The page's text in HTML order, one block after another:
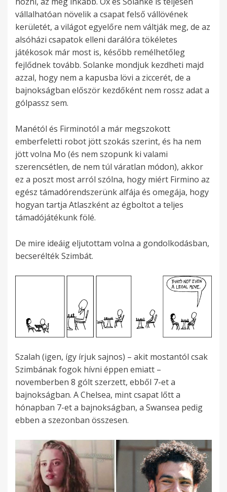
vállalhatóan növelik a csapat felső vállövének
kerületét, a világot egyelőre nem váltják meg, de az
alsóházi csapatok elleni darálóra tökéletes
játékosok már most is, később remélhetőleg
fejlődnek tovább. Solanke mondjuk kezdheti majd
azzal, hogy nem a kapusba lövi a ziccerét, de a
bajnokságban először kezdőként nem rossz adat a
gólpassz sem.
Manétól és Firminotól a már megszokott
emberfeletti robot jött szokás szerint, és ha nem
jött volna Mo (és nem szopunk ki valami
szerencsétlen, de nem túl váratlan módon), akkor
ez a poszt most arról szólna, hogy miért Firmino az
egész támadórendszerünk alfája és omegája, hogy
hogyan tartja Atlaszként az égboltot a teljes
támadójátékunk fölé.
De mire ideáig eljutottam volna a gondolkodásban,
becserélték Szimbát.
Szalah (igen, így írjuk sajnos) – akit mostantól csak
Szimbának fogok hívni éppen emiatt –
novemberben 8 gólt szerzett, ebből 7-et a
bajnokságban. A Chelsea, mint csapat lőtt a
hónapban 7-et a bajnokságban, a Swansea pedig
ebben a szezonban összesen.